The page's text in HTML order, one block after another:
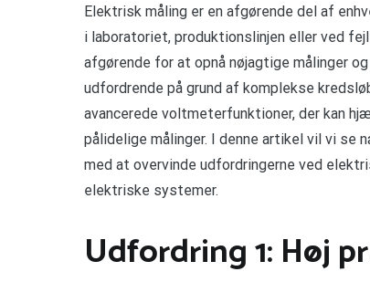
Elektrisk måling er en afgørende del af
i laboratoriet, produktionslinjen eller ved
afgørende for at opnå nøjagtige målinger
udfordrende på grund af komplekse
avancerede voltmeterfunktioner, der kan
pålidelige målinger. I denne artikel vil vi se
med at overvinde udfordringerne ved
elektriske systemer.
Udfordring 1: Høj